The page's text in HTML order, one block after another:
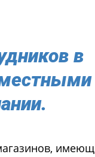
в
местными